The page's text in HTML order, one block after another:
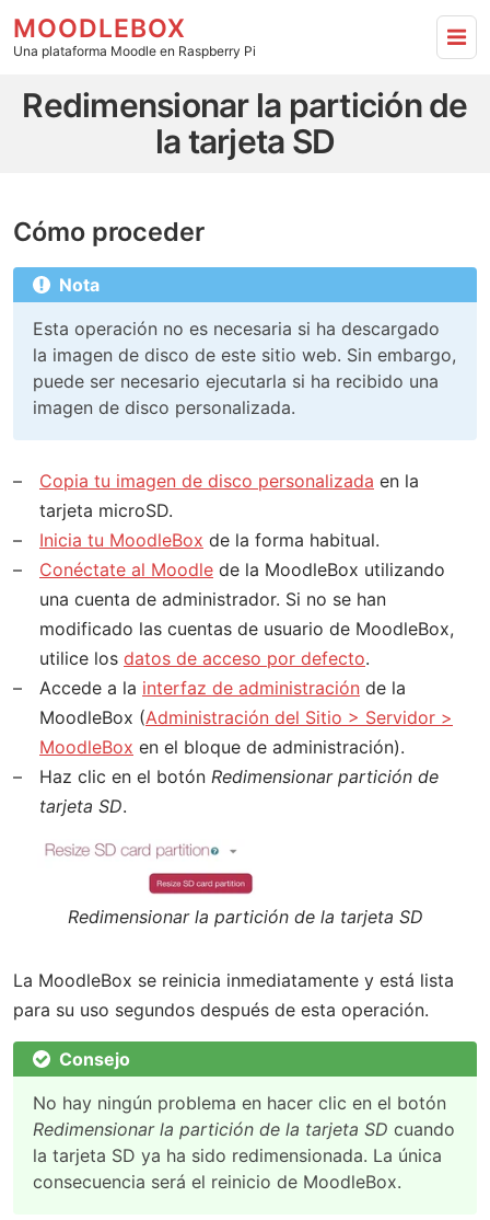
MOODLEBOX
Una plataforma Moodle en Raspberry Pi
Redimensionar la partición de
la tarjeta SD
Cómo proceder
Nota
Esta operación no es necesaria si ha descargado
la imagen de disco de este sitio web. Sin embargo,
puede ser necesario ejecutarla si ha recibido una
imagen de disco personalizada.
Copia tu imagen de disco personalizada en la
tarjeta microSD.
Inicia tu MoodleBox de la forma habitual.
Conéctate al Moodle de la MoodleBox utilizando
una cuenta de administrador. Si no se han
modificado las cuentas de usuario de MoodleBox,
utilice los datos de acceso por defecto.
Accede a la interfaz de administración de la
MoodleBox (Administración del Sitio > Servidor >
MoodleBox en el bloque de administración).
Haz clic en el botón Redimensionar partición de
tarjeta SD.
Redimensionar la partición de la tarjeta SD
La MoodleBox se reinicia inmediatamente y está lista
para su uso segundos después de esta operación.
Consejo
No hay ningún problema en hacer clic en el botón
Redimensionar la partición de la tarjeta SD cuando
la tarjeta SD ya ha sido redimensionada. La única
consecuencia será el reinicio de MoodleBox.